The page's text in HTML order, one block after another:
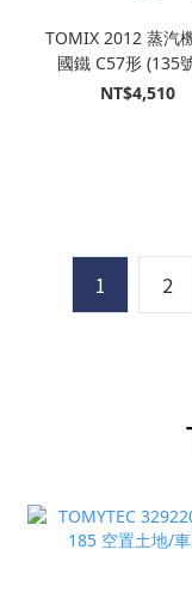
TOMIX 2012 蒸汽
國鐵 C57形 (135
NT$4,510
1 2